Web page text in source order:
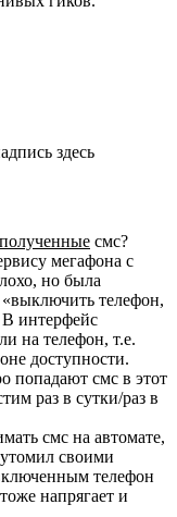
здесь
смс?
мегафона с
но была
телефон,
В интерфейс
на телефон, т.е.
доступности.
попадают смс в этот
раз в сутки/раз в
смс на автомате,
своими
телефон
напрягает и